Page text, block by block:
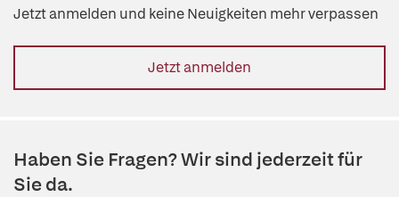
Jetzt anmelden und keine Neuigkeiten mehr verpassen
Jetzt anmelden
Haben Sie Fragen? Wir sind jederzeit für
Sie da.